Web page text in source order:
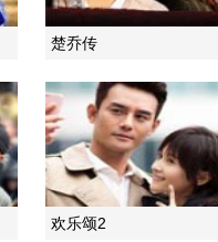
楚乔传
欢乐颂2